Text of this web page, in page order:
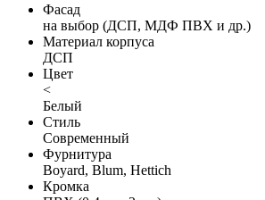
Фасад
на выбор (ДСП, МДФ ПВХ и др.)
Материал корпуса
ДСП
Цвет
<
Белый
Стиль
Современный
Фурнитура
Boyard, Blum, Hettich
Кромка